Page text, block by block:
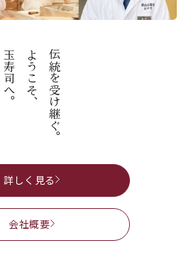
伝統を受け継ぐ。
ようこそ、
玉寿司へ。
詳しく見る
会社概要